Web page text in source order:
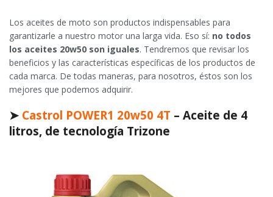
Los aceites de moto son productos indispensables para
garantizarle a nuestro motor una larga vida. Eso sí: no todos
los aceites 20w50 son iguales. Tendremos que revisar los
beneficios y las características específicas de los productos de
cada marca. De todas maneras, para nosotros, éstos son los
mejores que podemos adquirir.
➤ Castrol POWER1 20w50 4T – Aceite de 4
litros, de tecnología Trizone